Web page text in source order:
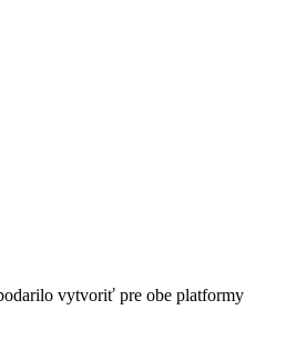
vytvoriť pre obe platformy